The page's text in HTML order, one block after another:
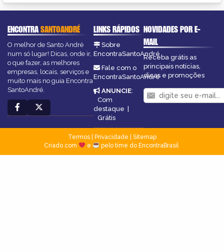
ENCONTRASANTOANDRÉ
O melhor de Santo André
num só lugar! Dicas, onde ir,
o que fazer, as melhores
empresas, locais, serviços e
muito mais no guia Encontra
SantoAndré.
LINKS RÁPIDOS
Sobre
EncontraSantoAndré
Fale com o
EncontraSantoAndré
ANUNCIE:
Com
destaque |
Grátis
NOVIDADES POR E-
MAIL
Receba grátis as
principais notícias,
dicas e promoções
Termos| Privacidade
Sitemap
Criado com
e pelo time do EncontraBrasil